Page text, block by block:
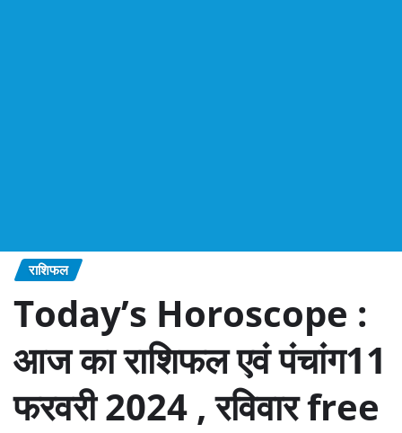
राशिफल
Today’s Horoscope :
आज का राशिफल एवं पंचांग11
फरवरी 2024 , रविवार free